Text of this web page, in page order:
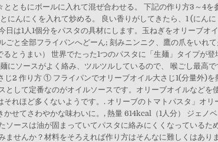
ともにボールに入れて混ぜ合わせる。 下記の作り方3～4
にんにくを入れて炒める。 良い香りがしてきたら、1 (にん
は1人1個分をパスタの具材にします。玉ねぎをオリーブオ
と全部フライパンへどーん; 刻みニンニク、鷹の爪をいれ
とうまい） 世界でたった1つのパスタに「生麺」タイプが
にソースがよく絡み、ツルツルしているので、 喉ごし最高
じ2 作り方 ① フライパンでオリーブオイル大さじ1(分量外)
して定番なのがオイルソースです。オリーブオイルなど
れほど多くないようです。. オリーブのトマトパスタ」オ
せてさわやかな味わいに。, 熱量 614kcal（1人分） ジェノ
ースは油が固まっていてパスタに絡みにくくなっている
せんか？材料をそろえれば作り方はそんなに難しくはあ